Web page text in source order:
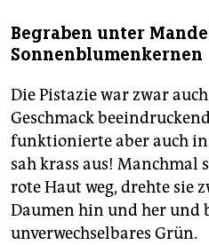
Begraben unter
Sonnenblumenkernen
Die Pistazie war zwar
Geschmack
funktionierte aber auch in
sah krass aus! Manchmal
rote Haut weg, drehte sie
Daumen hin und her und
unverwechselbares Grün.